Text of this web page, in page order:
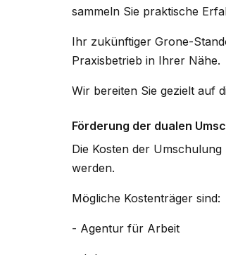
sammeln Sie praktische
Ihr zukünftiger Grone-
Praxisbetrieb in Ihrer Nähe.
Wir bereiten Sie gezielt auf
Förderung der dualen
Die Kosten der
werden.
Mögliche Kostenträger sind:
- Agentur für Arbeit